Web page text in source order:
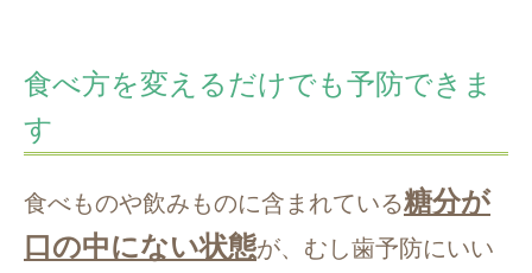
食べ方を変えるだけでも予防できま
す
食べものや飲みものに含まれている糖分が
口の中にない状態が、むし歯予防にいい